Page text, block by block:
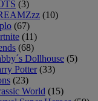
(3)
(10)
(67)
(11)
(68)
Dollhouse (5)
Potter (33)
(23)
World (15)